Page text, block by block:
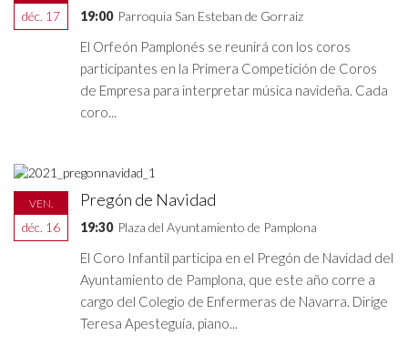
déc. 17 19:00 Parroquia San Esteban de Gorraiz
El Orfeón Pamplonés se reunirá con los coros
participantes en la Primera Competición de Coros
de Empresa para interpretar música navideña. Cada
coro...
VEN.
déc. 16
Pregón de Navidad
19:30 Plaza del Ayuntamiento de Pamplona
El Coro Infantil participa en el Pregón de Navidad del
Ayuntamiento de Pamplona, que este año corre a
cargo del Colegio de Enfermeras de Navarra. Dirige
Teresa Apesteguía, piano...